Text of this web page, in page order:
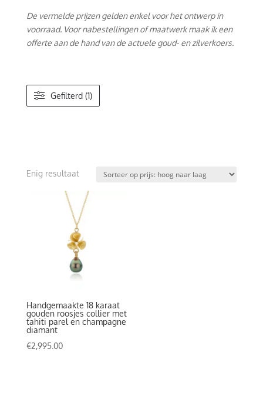
De vermelde prijzen gelden enkel voor het ontwerp in
voorraad. Voor nabestellingen of maatwerk maak ik een
offerte aan de hand van de actuele goud- en zilverkoers.
Gefilterd (1)
Enig resultaat
Handgemaakte 18 karaat
gouden roosjes collier met
tahiti parel en champagne
diamant
€2,995.00